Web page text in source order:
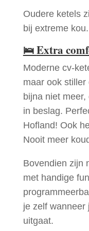
Oudere ketels
bij extreme
🛌Extra
Moderne cv-
maar ook stiller
bijna niet
in beslag.
Hofland! Ook
Nooit meer
Bovendien zijn
met handige
je zelf wanneer
uitgaat.